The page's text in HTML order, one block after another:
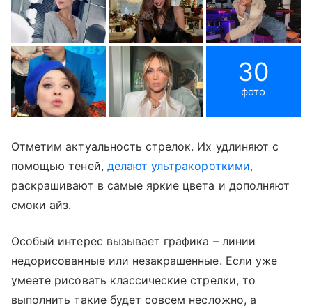
30
фото
Отметим актуальность стрелок. Их удлиняют с
помощью теней, делают ультракороткими,
раскрашивают в самые яркие цвета и дополняют
смоки айз.
Особый интерес вызывает графика – линии
недорисованные или незакрашенные. Если уже
умеете рисовать классические стрелки, то
выполнить такие будет совсем несложно, а